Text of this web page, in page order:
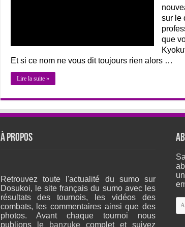
sur le
que
Et si ce nom ne vous dit toujours rien alors …
Lire la suite »
À propos
Retrouvez toute l'actualité du sumo sur
Dosukoi, le site français du sumo avec les
résultats des tournois, les vidéos des
combats, les commentaires ainsi que des
photos. Avant chaque tournoi nous
publions le
banzuke complet et suivez
e-